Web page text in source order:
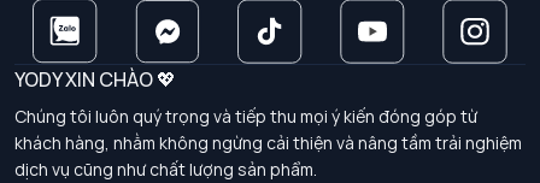
YODY XIN CHÀO 💖
Chúng tôi luôn quý trọng và tiếp thu mọi ý kiến đóng góp từ
khách hàng, nhằm không ngừng cải thiện và nâng tầm trải nghiệm
dịch vụ cũng như chất lượng sản phẩm.